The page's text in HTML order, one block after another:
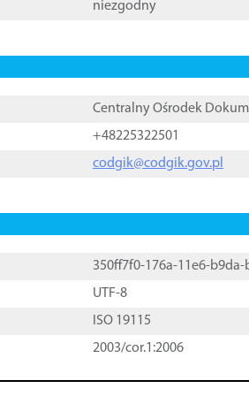
niezgodny
Centralny Ośrodek
+48225322501
codgik@codgik.gov.pl
350ff7f0-176a-11e6-
UTF-8
ISO 19115
2003/cor.1:2006